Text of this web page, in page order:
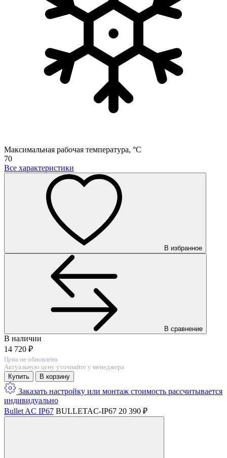
Максимальная рабочая температура, °C
70
Все характеристики
В избранное
В сравнение
В наличии
14 720 ₽
Цена не обновлена
Актуальную цену уточняйте у менеджера
Купить В корзину
Заказать настройку или монтаж стоимость расcчитывается
индивидуально
Bullet AC IP67 BULLETAC-IP67 20 390 ₽